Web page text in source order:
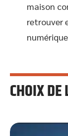
maison
retrouver
CHOIX DE